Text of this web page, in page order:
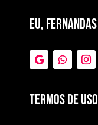
EU, FERNANDAS
Termos de Uso